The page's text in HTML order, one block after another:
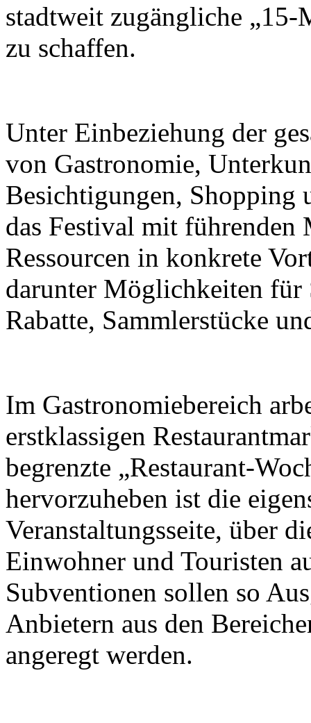
stadtweit zugängliche
zu schaffen.
Unter Einbeziehung der
von Gastronomie,
Besichtigungen, Shopping
das Festival mit führenden
Ressourcen in konkrete
darunter Möglichkeiten
Rabatte, Sammlerstücke
Im Gastronomiebereich
erstklassigen
begrenzte „Restaurant-
hervorzuheben ist die
Veranstaltungsseite, über
Einwohner und Touristen
Subventionen sollen so
Anbietern aus den
angeregt werden.